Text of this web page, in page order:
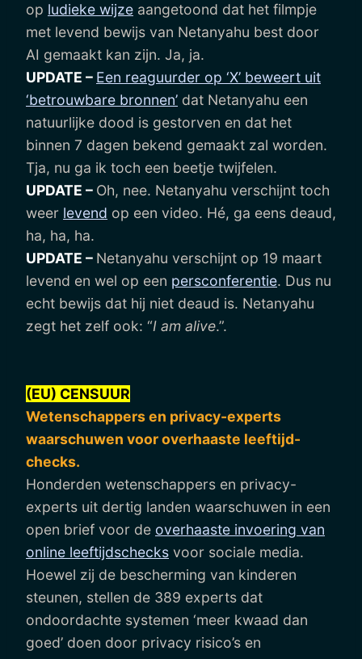
op ludieke wijze aangetoond dat het filmpje
met levend bewijs van Netanyahu best door
AI gemaakt kan zijn. Ja, ja.
UPDATE – Een reaguurder op ‘X’ beweert uit
‘betrouwbare bronnen’ dat Netanyahu een
natuurlijke dood is gestorven en dat het
binnen 7 dagen bekend gemaakt zal worden.
Tja, nu ga ik toch een beetje twijfelen.
UPDATE – Oh, nee. Netanyahu verschijnt toch
weer levend op een video. Hé, ga eens deaud,
ha, ha, ha.
UPDATE – Netanyahu verschijnt op 19 maart
levend en wel op een persconferentie. Dus nu
echt bewijs dat hij niet deaud is. Netanyahu
zegt het zelf ook: “I am alive.”.
(EU) CENSUUR
Wetenschappers en privacy-experts
waarschuwen voor overhaaste leeftijd-
checks.
Honderden wetenschappers en privacy-
experts uit dertig landen waarschuwen in een
open brief voor de overhaaste invoering van
online leeftijdschecks voor sociale media.
Hoewel zij de bescherming van kinderen
steunen, stellen de 389 experts dat
ondoordachte systemen ‘meer kwaad dan
goed’ doen door privacy risico’s en